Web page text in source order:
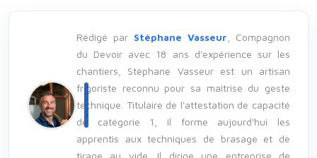
Rédigé par Stéphane Vasseur , Compagnon
du Devoir avec 18 ans d'expérience sur les
chantiers, Stéphane Vasseur est un artisan
frigoriste reconnu pour sa maîtrise du geste
technique. Titulaire de l'attestation de capacité
de catégorie 1, il forme aujourd'hui les
apprentis aux techniques de brasage et de
tirage au vide. Il dirige une entreprise de